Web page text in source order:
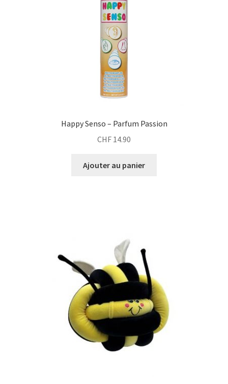
Happy Senso – Parfum Passion
CHF 14.90
Ajouter au panier